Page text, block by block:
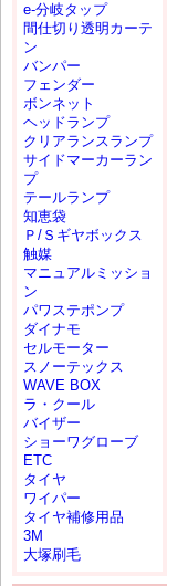
e-分岐タップ
間仕切り透明カーテ
ン
バンパー
フェンダー
ボンネット
ヘッドランプ
クリアランスランプ
サイドマーカーラン
プ
テールランプ
知恵袋
Ｐ/Ｓギヤボックス
触媒
マニュアルミッショ
ン
パワステポンプ
ダイナモ
セルモーター
スノーテックス
WAVE BOX
ラ・クール
バイザー
ショーワグローブ
ETC
タイヤ
ワイパー
タイヤ補修用品
3M
大塚刷毛